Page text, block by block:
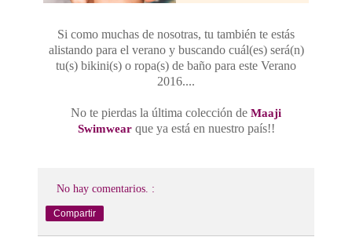
Si como muchas de nosotras, tu también te estás
alistando para el verano y buscando cuál(es) será(n)
tu(s) bikini(s) o ropa(s) de baño para este Verano
2016....
No te pierdas la última colección de Maaji
Swimwearque ya está en nuestro país!!
No hay comentarios. :
Compartir